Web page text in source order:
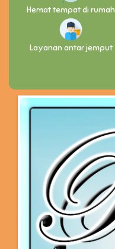
Hemat tempat di rumah
Layanan antar jemput